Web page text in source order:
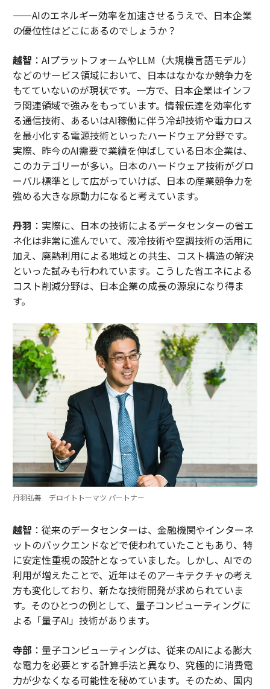
——AIのエネルギー効率を加速させるうえで、日本企業
の優位性はどこにあるのでしょうか？
越智 ：AIプラットフォームやLLM（大規模言語モデル）
などのサービス領域において、日本はなかなか競争力を
もてていないのが現状です。一方で、日本企業はインフ
ラ関連領域で強みをもっています。情報伝達を効率化す
る通信技術、あるいはAI稼働に伴う冷却技術や電力ロス
を最小化する電源技術といったハードウェア分野です。
実際、昨今のAI需要で業績を伸ばしている日本企業は、
このカテゴリーが多い。日本のハードウェア技術がグロ
ーバル標準として広がっていけば、日本の産業競争力を
強める大きな原動力になると考えています。
丹羽 ：実際に、日本の技術によるデータセンターの省エ
ネ化は非常に進んでいて、液冷技術や空調技術の活用に
加え、廃熱利用による地域との共生、コスト構造の解決
といった試みも行われています。こうした省エネによる
コスト削減分野は、日本企業の成長の源泉になり得ま
す。
丹羽弘善 デロイトトーマツ パートナー
越智 ：従来のデータセンターは、金融機関やインターネ
ットのバックエンドなどで使われていたこともあり、特
に安定性重視の設計となっていました。しかし、AIでの
利用が増えたことで、近年はそのアーキテクチャの考え
方も変化しており、新たな技術開発が求められていま
す。そのひとつの例として、量子コンピューティングに
よる「量子AI」技術があります。
寺部 ：量子コンピューティングは、従来のAIによる膨大
な電力を必要とする計算手法と異なり、究極的に消費電
力が少なくなる可能性を秘めています。そのため、国内